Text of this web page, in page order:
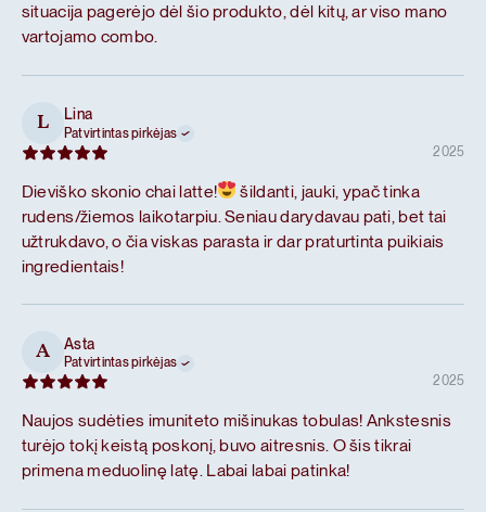
situacija pagerėjo dėl šio produkto, dėl kitų, ar viso mano
vartojamo combo.
L Lina
Patvirtintas pirkėjas
2025
Dieviško skonio chai latte!
šildanti, jauki, ypač tinka
rudens/žiemos laikotarpiu. Seniau darydavau pati, bet tai
užtrukdavo, o čia viskas parasta ir dar praturtinta puikiais
ingredientais!
A Asta
Patvirtintas pirkėjas
2025
Naujos sudėties imuniteto mišinukas tobulas! Ankstesnis
turėjo tokį keistą poskonį, buvo aitresnis. O šis tikrai
primena meduolinę latę. Labai labai patinka!